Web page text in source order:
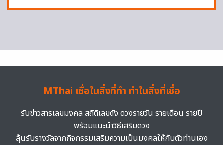
MThai เชื่อในสิ่งที่ทำ ทำในสิ่งที่เชื่อ
รับข่าวสารเลขมงคล สถิติเลขดัง ดวงรายวัน รายเดือน รายปี
พร้อมแนะนำวิธีเสริมดวง
ลุ้นรับรางวัลจากกิจกรรมเสริมความเป็นมงคลให้กับตัวท่านเอง